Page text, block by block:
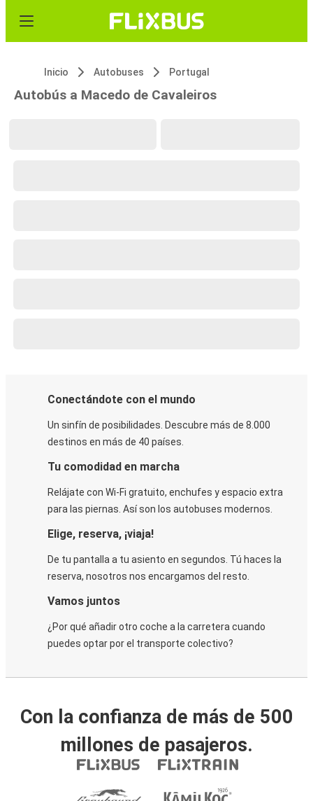
Inicio Autobuses Portugal
Autobús a Macedo de Cavaleiros
Conectándote con el mundo
Un sinfín de posibilidades. Descubre más de 8.000
destinos en más de 40 países.
Tu comodidad en marcha
Relájate con Wi-Fi gratuito, enchufes y espacio extra
para las piernas. Así son los autobuses modernos.
Elige, reserva, ¡viaja!
De tu pantalla a tu asiento en segundos. Tú haces la
reserva, nosotros nos encargamos del resto.
Vamos juntos
¿Por qué añadir otro coche a la carretera cuando
puedes optar por el transporte colectivo?
Con la confianza de más de 500
millones de pasajeros.